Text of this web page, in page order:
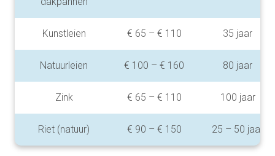
Kunstleien € 65 – € 110 35 jaar
Natuurleien € 100 – € 160 80 jaar
Zink € 65 – € 110 100 jaar
Riet (natuur) € 90 – € 150 25 – 50 jaar